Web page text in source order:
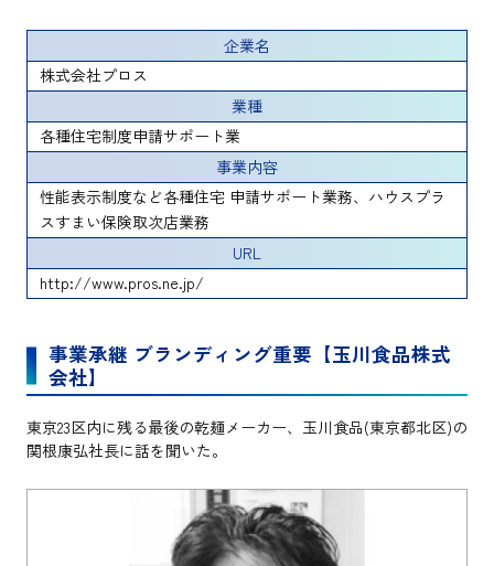
企業名
株式会社プロス
業種
各種住宅制度申請サポート業
事業内容
性能表示制度など各種住宅 申請サポート業務、ハウスプラ
スすまい保険取次店業務
URL
http://www.pros.ne.jp/
事業承継 ブランディング重要【玉川食品株式
会社】
東京23区内に残る最後の乾麺メーカー、玉川食品(東京都北区)の
関根康弘社長に話を聞いた。